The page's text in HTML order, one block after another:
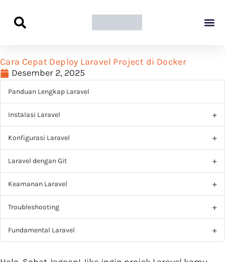
Cara Cepat Deploy Laravel Project di Docker
Desember 2, 2025
Panduan Lengkap Laravel
Instalasi Laravel
Konfigurasi Laravel
Laravel dengan Git
Keamanan Laravel
Troubleshooting
Fundamental Laravel